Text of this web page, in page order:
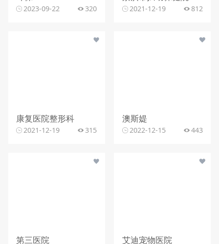
2023-09-22 320 2021-12-19 812
康复医院整形科
2021-12-19 315
澳斯媞
2022-12-15 443
第三医院 艾迪宠物医院